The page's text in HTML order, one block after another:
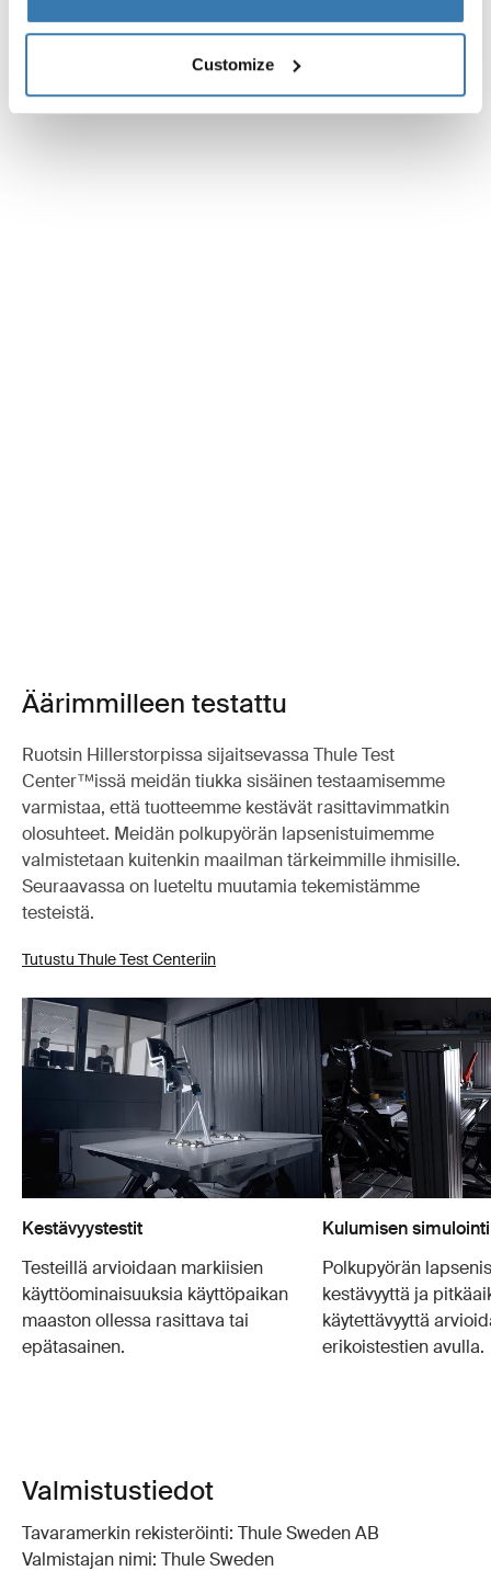
Customize
Äärimmilleen testattu
Ruotsin Hillerstorpissa sijaitsevassa Thule Test
Center™issä meidän tiukka sisäinen testaamisemme
varmistaa, että tuotteemme kestävät rasittavimmatkin
olosuhteet. Meidän polkupyörän lapsenistuimemme
valmistetaan kuitenkin maailman tärkeimmille ihmisille.
Seuraavassa on lueteltu muutamia tekemistämme
testeistä.
Tutustu Thule Test Centeriin
Kestävyystestit
Testeillä arvioidaan markiisien
käyttöominaisuuksia käyttöpaikan
maaston ollessa rasittava tai
epätasainen.
Kulumisen simulointi
Polkupyörän
kestävyyttä ja
käytettävyyttä
erikoistestien avulla.
Valmistustiedot
Tavaramerkin rekisteröinti: Thule Sweden AB
Valmistajan nimi: Thule Sweden